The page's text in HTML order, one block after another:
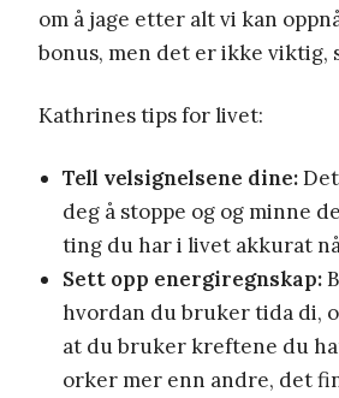
om å jage etter alt vi kan
bonus, men det er ikke viktig,
Kathrines tips for livet:
Tell velsignelsene dine:
deg å stoppe og og minne
ting du har i livet akkurat
Sett opp energiregnskap:
hvordan du bruker tida di,
at du bruker kreftene du
orker mer enn andre, det